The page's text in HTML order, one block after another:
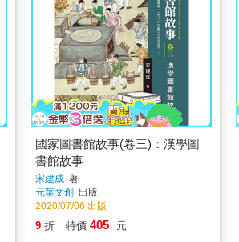
國家圖書館故事(卷三)：漢學圖
書館故事
宋建成著
元華文創 出版
2020/07/06 出版
9 折 特價 405 元